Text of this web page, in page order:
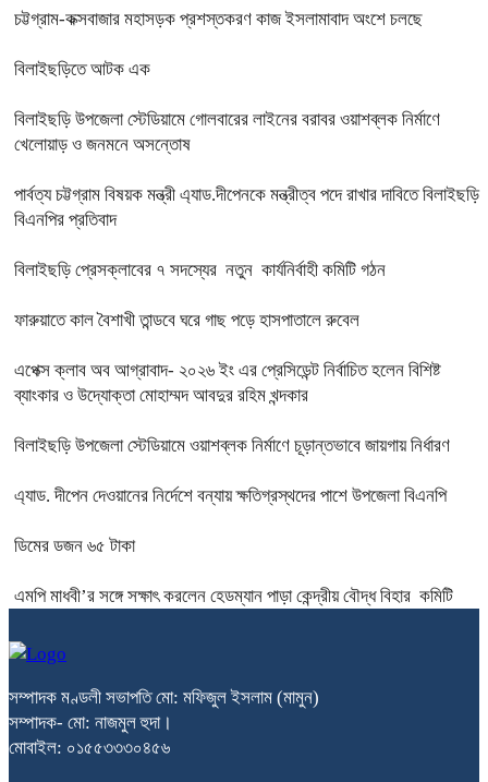
চট্টগ্রাম-কক্সবাজার মহাসড়ক প্রশস্তকরণ কাজ ইসলামাবাদ অংশে চলছে
বিলাইছড়িতে আটক এক
বিলাইছড়ি উপজেলা স্টেডিয়ামে গোলবারের লাইনের বরাবর ওয়াশব্লক নির্মাণে
খেলোয়াড় ও জনমনে অসন্তোষ
পার্বত্য চট্টগ্রাম বিষয়ক মন্ত্রী এ্যাড.দীপেনকে মন্ত্রীত্ব পদে রাখার দাবিতে বিলাইছড়ি
বিএনপির প্রতিবাদ
বিলাইছড়ি প্রেসক্লাবের ৭ সদস্যের নতুন কার্যনির্বাহী কমিটি গঠন
ফারুয়াতে কাল বৈশাখী তান্ডবে ঘরে গাছ পড়ে হাসপাতালে রুবেল
এপেক্স ক্লাব অব আগ্রাবাদ- ২০২৬ ইং এর প্রেসিডেন্ট নির্বাচিত হলেন বিশিষ্ট
ব্যাংকার ও উদ্যোক্তা মোহাম্মদ আবদুর রহিম খন্দকার
বিলাইছড়ি উপজেলা স্টেডিয়ামে ওয়াশব্লক নির্মাণে চূড়ান্তভাবে জায়গায় নির্ধারণ
এ্যাড. দীপেন দেওয়ানের নির্দেশে বন্যায় ক্ষতিগ্রস্থদের পাশে উপজেলা বিএনপি
ডিমের ডজন ৬৫ টাকা
এমপি মাধবী’র সঙ্গে সক্ষাৎ করলেন হেডম্যান পাড়া কেন্দ্রীয় বৌদ্ধ বিহার কমিটি
সম্পাদক মণ্ডলী সভাপতি মো: মফিজুল ইসলাম (মামুন)
সম্পাদক- মো: নাজমুল হুদা।
মোবাইল: ০১৫৫৩৩৩০৪৫৬